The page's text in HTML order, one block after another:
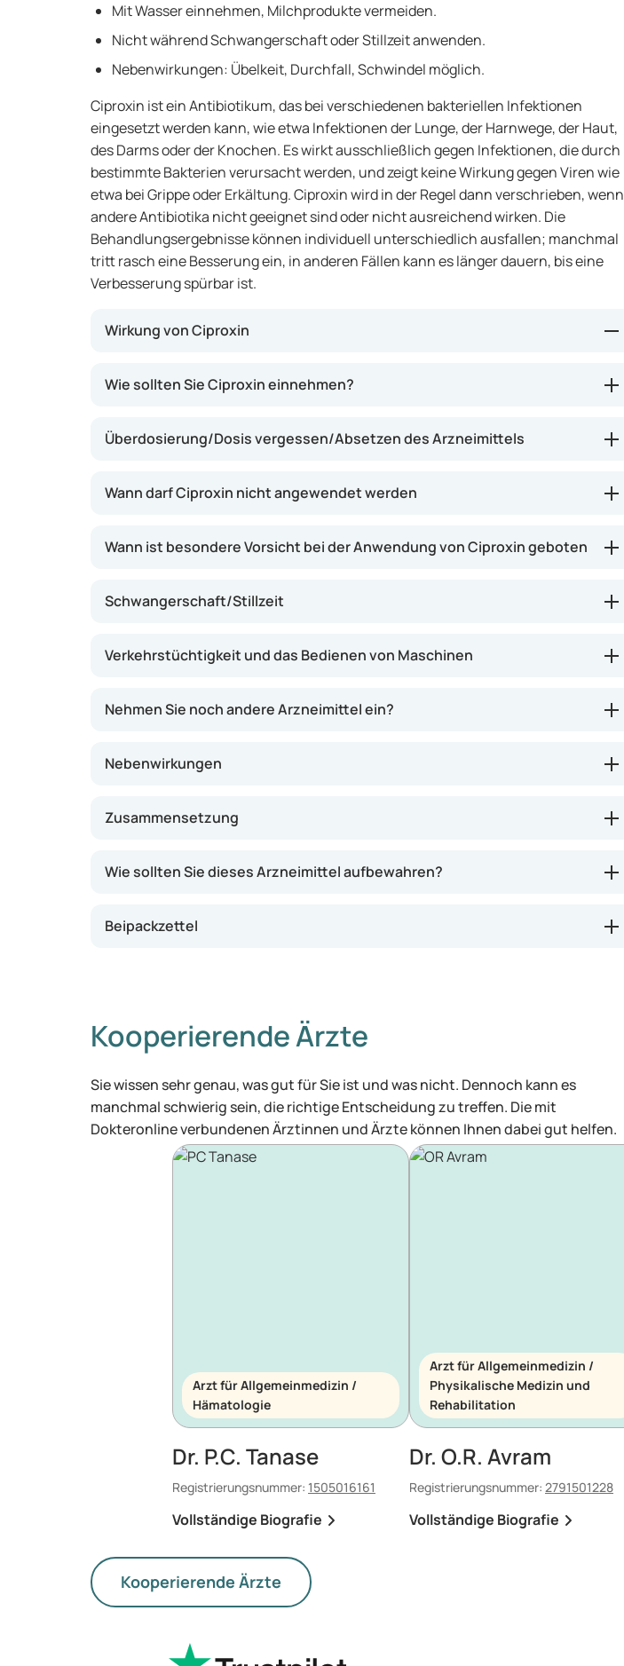
Mit Wasser einnehmen, Milchprodukte vermeiden.
Nicht während Schwangerschaft oder Stillzeit anwenden.
Nebenwirkungen: Übelkeit, Durchfall, Schwindel möglich.
Ciproxin ist ein Antibiotikum, das bei verschiedenen bakteriellen Infektionen
eingesetzt werden kann, wie etwa Infektionen der Lunge, der Harnwege, der Haut,
des Darms oder der Knochen. Es wirkt ausschließlich gegen Infektionen, die durch
bestimmte Bakterien verursacht werden, und zeigt keine Wirkung gegen Viren wie
etwa bei Grippe oder Erkältung. Ciproxin wird in der Regel dann verschrieben, wenn
andere Antibiotika nicht geeignet sind oder nicht ausreichend wirken. Die
Behandlungsergebnisse können individuell unterschiedlich ausfallen; manchmal
tritt rasch eine Besserung ein, in anderen Fällen kann es länger dauern, bis eine
Verbesserung spürbar ist.
Wirkung von Ciproxin
Bakterien hemmt und diese abtötet. Dadurch können Beschwerden einer
Arzneimittel kann dazu beitragen, die Infektion rascher zu heilen und das Risiko
gleich gut; es wird nur dann verschrieben, wenn eine Wirksamkeit gegen die
jeweilige Infektion wahrscheinlich ist.
Wie sollten Sie Ciproxin einnehmen?
Überdosierung/Dosis vergessen/Absetzen des Arzneimittels
Wann darf Ciproxin nicht angewendet werden
Wann ist besondere Vorsicht bei der Anwendung von Ciproxin geboten
Schwangerschaft/Stillzeit
Verkehrstüchtigkeit und das Bedienen von Maschinen
Nehmen Sie noch andere Arzneimittel ein?
Nebenwirkungen
Zusammensetzung
Wie sollten Sie dieses Arzneimittel aufbewahren?
Beipackzettel
Kooperierende Ärzte
Sie wissen sehr genau, was gut für Sie ist und was nicht. Dennoch kann es
manchmal schwierig sein, die richtige Entscheidung zu treffen. Die mit
Dokteronline verbundenen Ärztinnen und Ärzte können Ihnen dabei gut helfen.
Arzt für Allgemeinmedizin /
Hämatologie
Dr. P.C. Tanase
Registrierungsnummer: 1505016161
Vollständige Biografie
Arzt für Allgemeinmedizin /
Physikalische Medizin und
Rehabilitation
Dr. O.R. Avram
Registrierungsnummer: 2791501228
Vollständige Biografie
Kooperierende Ärzte